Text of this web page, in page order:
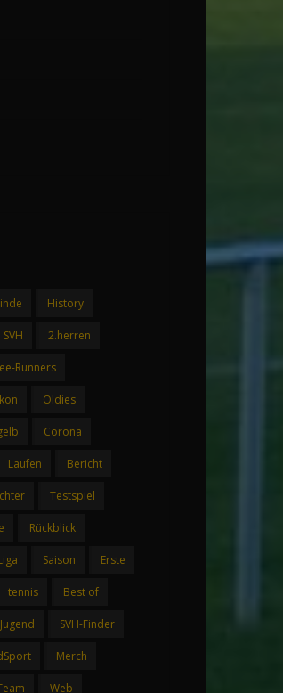
History
SVH 2.herren
Runners
Oldies
Corona
Laufen Bericht
Testspiel
Rückblick
Saison Erste
tennis Best of
Jugend SVH-Finder
Merch
Web